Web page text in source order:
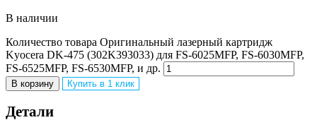
В наличии
Количество товара Оригинальный лазерный картридж
Kyocera DK-475 (302K393033) для FS-6025MFP, FS-6030MFP,
FS-6525MFP, FS-6530MFP, и др.
В корзину Купить в 1 клик
Детали